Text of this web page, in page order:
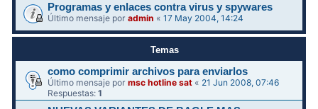
Programas y enlaces contra virus y spywares
Último mensaje poradmin «17 May 2004, 14:24
Temas
como comprimir archivos para enviarlos
Último mensaje pormsc hotline sat « 21 Jun 2008, 07:46
Respuestas:1